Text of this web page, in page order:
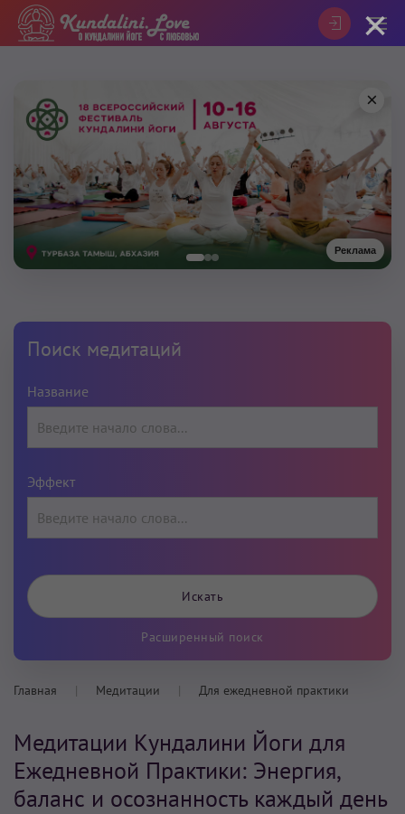
Реклама
×
Поиск медитаций
Название
Эффект
Расширенный поиск
Главная Медитации Для ежедневной практики
Медитации Кундалини Йоги для
Ежедневной Практики: Энергия,
баланс и осознанность каждый день
×